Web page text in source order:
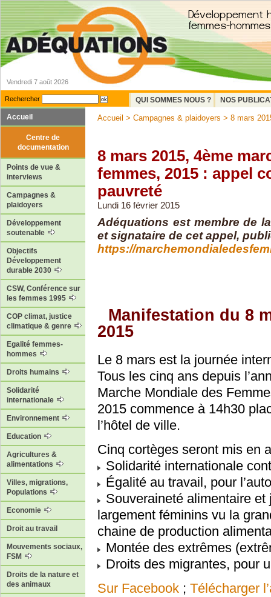
Vendredi 7 août 2026
Rechercher QUI SOMMES NOUS ?
NOS
Accueil
Centre de
documentation
Points de vue &
interviews
Campagnes &
plaidoyers
Développement
soutenable
Objectifs
Développement
durable 2030
CSW, Conférence sur
les femmes 1995
COP climat, justice
climatique & genre
Egalité femmes-
hommes
Droits humains
Solidarité
internationale
Environnement
Education
Agricultures &
alimentations
Villes, migrations,
Populations
Economie
Droit au travail
Mouvements sociaux,
FSM
Droits de la nature et
des animaux
Accueil > Campagnes & plaidoyers > 8 mars
8 mars 2015, 4ème
femmes, 2015 : appel
pauvreté
Lundi 16 février 2015
Adéquations est membre de
et signataire de cet appel,
https://
Manifestation du 8
2015
Le 8 mars est la journée
Tous les cinq ans depuis
Marche Mondiale des
2015 commence à 14h30
l’hôtel de ville.
Cinq cortèges seront mis en
Solidarité internationale
Égalité au travail, pour
Souveraineté alimentaire
largement féminins vu la
chaine de production
Montée des extrêmes
Droits des migrantes, pour
Sur Facebook ; Télécharger